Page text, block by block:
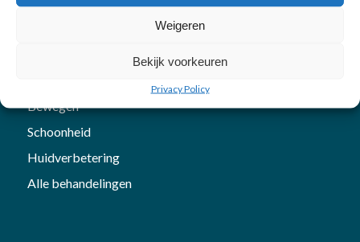
Weigeren
Bekijk voorkeuren
Privacy Policy
Bewegen
Schoonheid
Huidverbetering
Alle behandelingen